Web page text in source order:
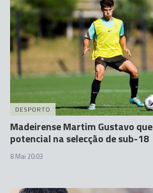
DESPORTO
Madeirense Martim Gustavo
potencial na selecção de sub-18
8 Mai 20:03